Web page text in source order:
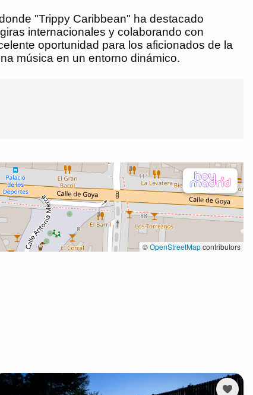
"Trippy Caribbean" ha destacado
internacionales y colaborando con
oportunidad para los aficionados de la
música en un entorno dinámico.